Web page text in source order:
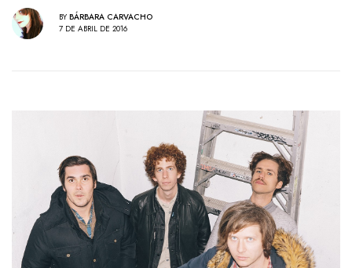
BY BÁRBARA CARVACHO
7 DE ABRIL DE 2016